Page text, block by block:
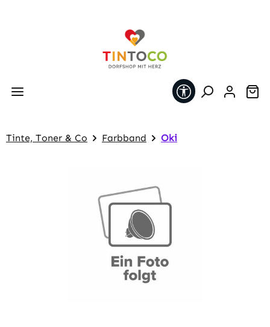
Werkzeugleiste
Tinte, Toner & Co Farbband Oki